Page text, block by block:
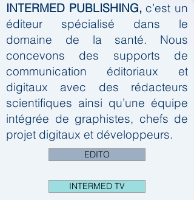
INTERMED PUBLISHING, c’est un
éditeur spécialisé dans le
domaine de la santé. Nous
concevons des supports de
communication éditoriaux et
digitaux avec des rédacteurs
scientifiques ainsi qu’une équipe
intégrée de graphistes, chefs de
projet digitaux et développeurs.
EDITO
INTERMED TV